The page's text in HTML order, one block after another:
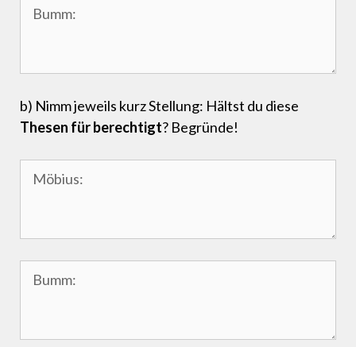
b) Nimm jeweils kurz Stellung: Hältst du diese
Thesen für berechtigt? Begründe!